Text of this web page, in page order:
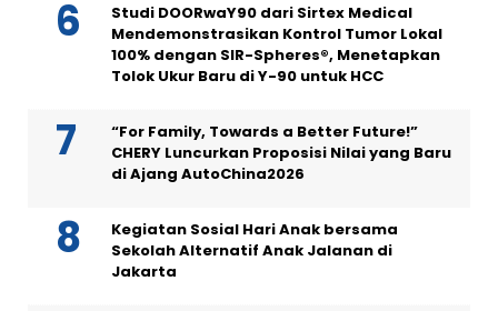
Studi DOORwaY90 dari Sirtex Medical
Mendemonstrasikan Kontrol Tumor Lokal
100% dengan SIR-Spheres®, Menetapkan
Tolok Ukur Baru di Y-90 untuk HCC
“For Family, Towards a Better Future!”
CHERY Luncurkan Proposisi Nilai yang Baru
di Ajang AutoChina2026
Kegiatan Sosial Hari Anak bersama
Sekolah Alternatif Anak Jalanan di
Jakarta